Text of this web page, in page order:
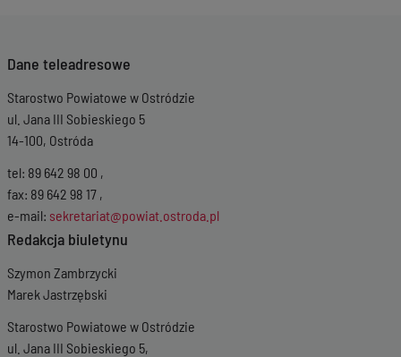
Dane teleadresowe
Starostwo Powiatowe w Ostródzie
ul. Jana III Sobieskiego 5
14-100, Ostróda
tel: 89 642 98 00 ,
fax: 89 642 98 17 ,
e-mail: sekretariat@powiat.ostroda.pl
Redakcja biuletynu
Szymon Zambrzycki
Marek Jastrzębski
Starostwo Powiatowe w Ostródzie
ul. Jana III Sobieskiego 5,